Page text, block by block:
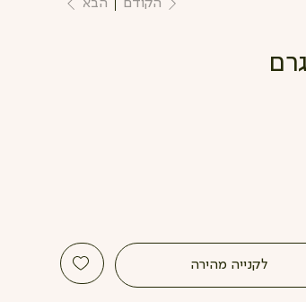
הקודם הבא
לקנייה מהירה